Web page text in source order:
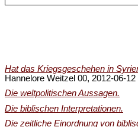
Hat das Kriegsgeschehen in
Hannelore Weitzel 00, 2012-06-12
Die weltpolitischen Aussagen.
Die biblischen Interpretationen.
Die zeitliche Einordnung von